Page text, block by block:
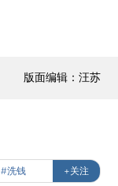
版面编辑：汪苏
#洗钱 +关注